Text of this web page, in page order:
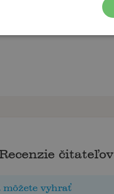
čitateľov
môžete vyhrať